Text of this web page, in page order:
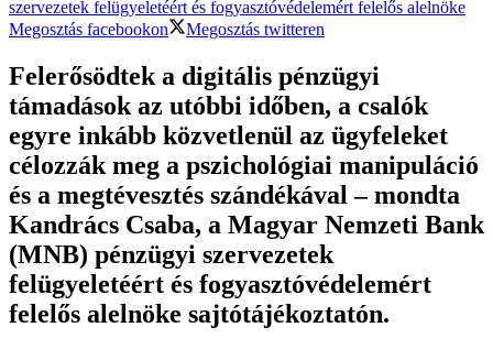
Megosztás facebookon Megosztás twitteren
Felerősödtek a digitális pénzügyi
támadások az utóbbi időben, a csalók
egyre inkább közvetlenül az ügyfeleket
célozzák meg a pszichológiai manipuláció
és a megtévesztés szándékával – mondta
Kandrács Csaba, a Magyar Nemzeti Bank
(MNB) pénzügyi szervezetek
felügyeletéért és fogyasztóvédelemért
felelős alelnöke sajtótájékoztatón.